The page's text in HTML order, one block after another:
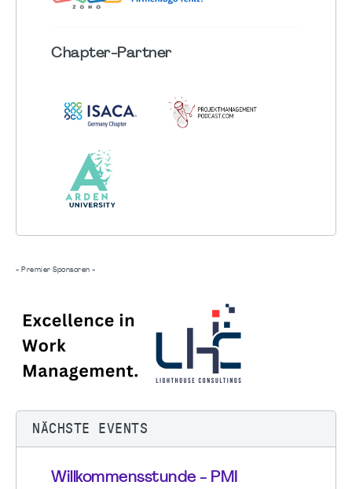
Chapter-Partner
- Premier Sponsoren -
NÄCHSTE EVENTS
Willkommensstunde - PMI